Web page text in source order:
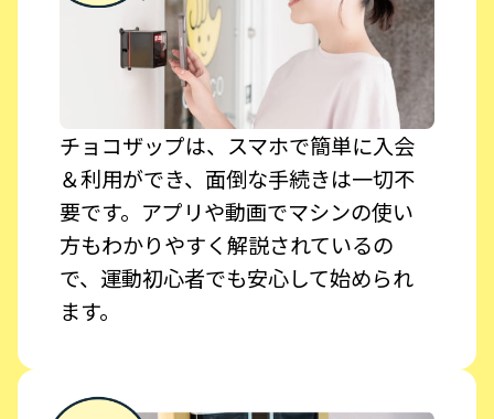
チョコザップは、スマホで簡単に入会
＆利用ができ、面倒な手続きは一切不
要です。アプリや動画でマシンの使い
方もわかりやすく解説されているの
で、運動初心者でも安心して始められ
ます。